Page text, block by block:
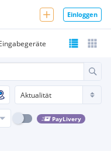
Einloggen
PayLivery